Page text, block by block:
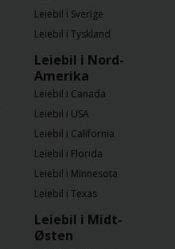
Leiebil i Sverige
Leiebil i Tyskland
Leiebil i Nord-
Amerika
Leiebil i Canada
Leiebil i USA
Leiebil i California
Leiebil i Florida
Leiebil i Minnesota
Leiebil i Texas
Leiebil i Midt-
Østen